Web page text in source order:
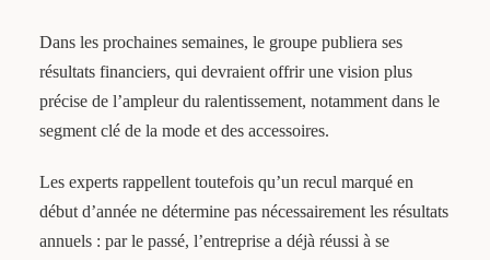
Dans les prochaines semaines, le groupe publiera ses
résultats financiers, qui devraient offrir une vision plus
précise de l’ampleur du ralentissement, notamment dans le
segment clé de la mode et des accessoires.
Les experts rappellent toutefois qu’un recul marqué en
début d’année ne détermine pas nécessairement les résultats
annuels : par le passé, l’entreprise a déjà réussi à se